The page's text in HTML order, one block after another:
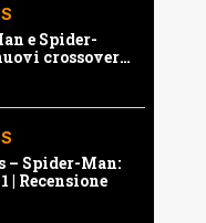
e Spider-
crossover
– Spider-Man:
| Recensione